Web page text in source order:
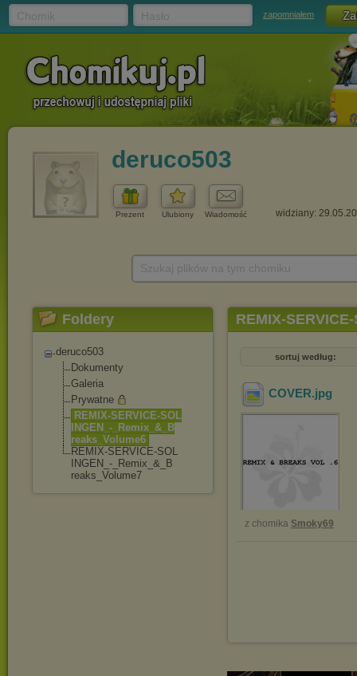
zapomniałem
deruco503
Prezent Ulubiony Wiadomość widziany:
Foldery
deruco503
Dokumenty
Galeria
Prywatne
REMIX-SERVICE-SOL
INGEN_-_Remix_&_B
reaks_Volume6
REMIX-SERVICE-SOL
INGEN_-_Remix_&_B
reaks_Volume7
REMIX-
sortuj według:
COVER.jpg
z chomika Smoky69